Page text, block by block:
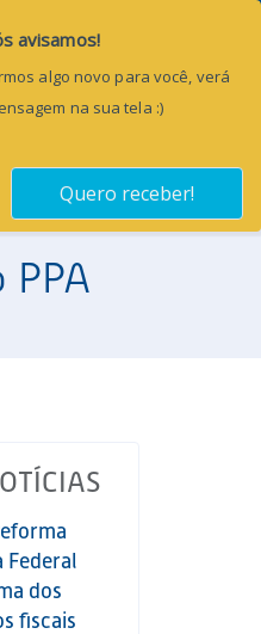
Pesquisar...
Federal
dos
fiscais